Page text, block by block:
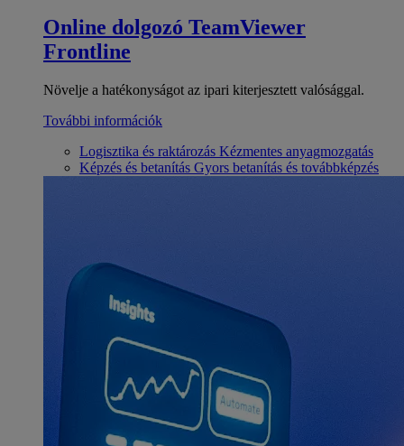
Online dolgozó TeamViewer
Frontline
Növelje a hatékonyságot az ipari kiterjesztett valósággal.
További információk
Logisztika és raktározás Kézmentes anyagmozgatás
Képzés és betanítás Gyors betanítás és továbbképzés